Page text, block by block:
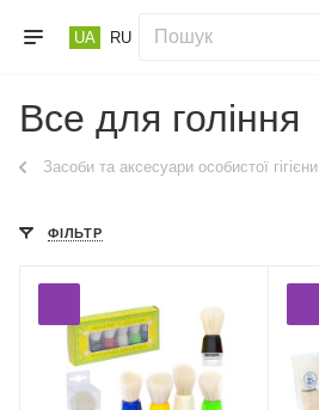
UA RU
Все для гоління
Засоби та аксесуари особистої гігієни
ФІЛЬТР